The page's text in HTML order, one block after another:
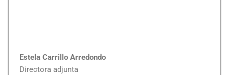
Estela Carrillo Arredondo
Directora adjunta